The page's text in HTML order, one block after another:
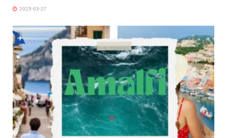
2025-03-27